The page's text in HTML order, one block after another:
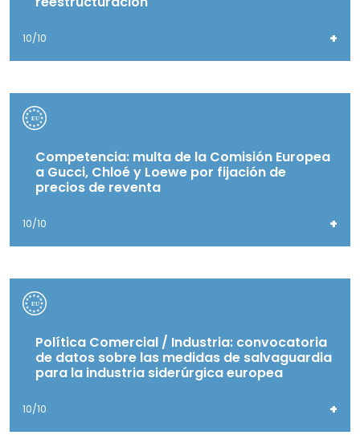
10/10 +
Competencia: multa de la Comisión Europea
a Gucci, Chloé y Loewe por fijación de
precios de reventa
10/10 +
Política Comercial / Industria: convocatoria
de datos sobre las medidas de salvaguardia
para la industria siderúrgica europea
10/10 +